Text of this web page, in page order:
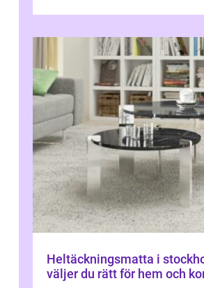
Heltäckningsmatta i
väljer du rätt för hem och